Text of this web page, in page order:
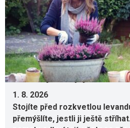
Srpnový řez levandule:
rozhodujete o její
1. 8. 2026
Stojíte před rozkvetlou
přemýšlíte, jestli ji ještě